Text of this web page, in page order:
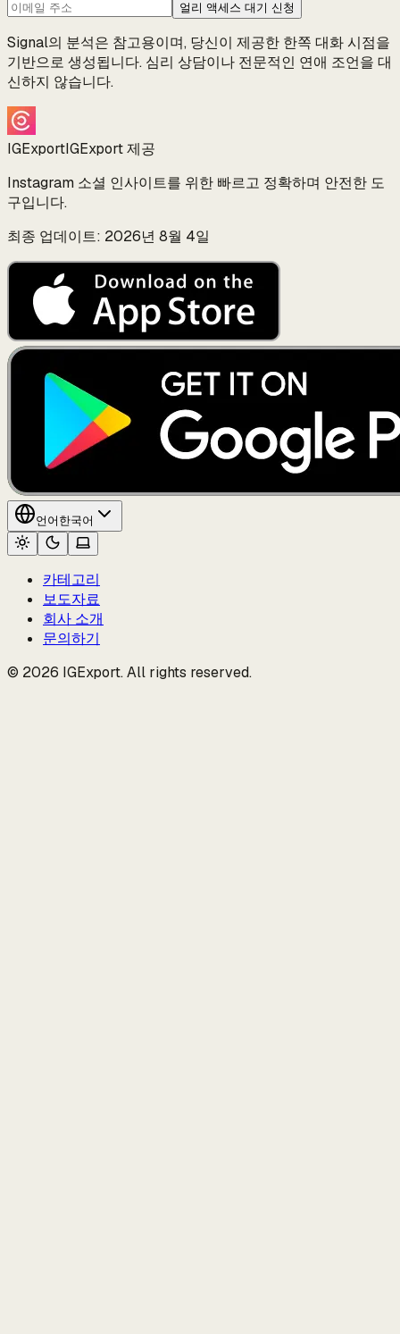
얼리 액세스 대기 신청
Signal의 분석은 참고용이며, 당신이 제공한 한쪽 대화 시점을
기반으로 생성됩니다. 심리 상담이나 전문적인 연애 조언을 대
신하지 않습니다.
IGExportIGExport 제공
Instagram 소셜 인사이트를 위한 빠르고 정확하며 안전한 도
구입니다.
최종 업데이트: 2026년 8월 4일
언어 한국어
카테고리
보도자료
회사 소개
문의하기
© 2026 IGExport. All rights reserved.